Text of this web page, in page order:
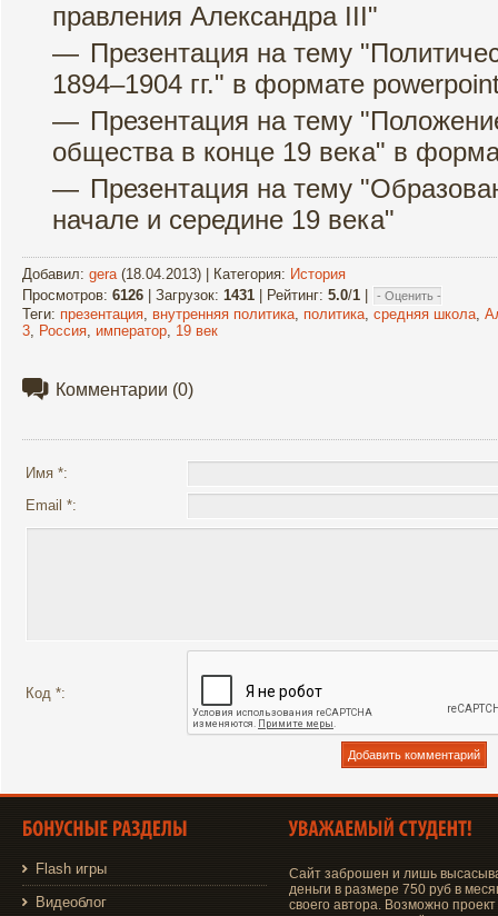
правления Александра III"
Презентация на тему
1894–1904 гг." в формате
Презентация на тему
общества в конце 19 века" в
Презентация на тему
начале и середине 19 века"
Добавил: gera (18.04.2013) | Категория: История
Просмотров: 6126 | Загрузок: 1431 | Рейтинг: 5.0/1 |
Теги: презентация внутренняя политика политика средняя школа
3 Россия император 19 век
Комментарии (0)
Имя *:
Email *:
Код *:
Flash игры
Видеоблог
Сайт заброшен и лишь
деньги в размере 750 руб в
своего автора. Возможно проект